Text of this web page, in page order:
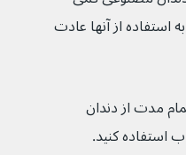
استفاده از آنها عادت
مدت از دندان
استفاده کنید.